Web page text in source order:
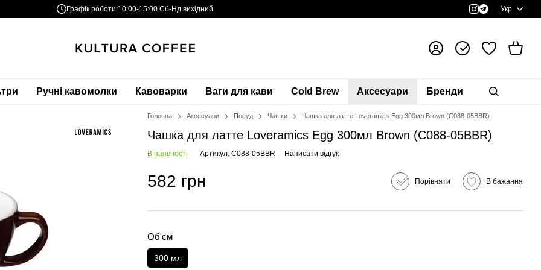
Графік роботи:10:00-15:00 Сб-Нд вихідний Укр
Ручні кавомолки Кавоварки Ваги для кави Cold Brew Аксесуари Бренди
Головна Аксесуари Посуд Чашки Чашка для латте Loveramics Egg 300мл Brown (C088-05BBR)
Чашка для латте Loveramics Egg 300мл Brown (C088-05BBR)
В наявності Артикул: C088-05BBR Написати відгук
582 грн Порівняти В бажання
Об'єм
300 мл